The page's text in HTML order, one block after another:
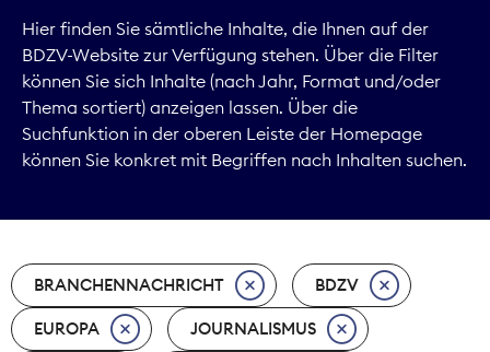
Digitales
Kommunikation
Marktdaten
Nachhaltigkeit
Nachwuchs
Hier finden Sie sämtliche Inhalte, die Ihnen auf der
BDZV-Website zur Verfügung stehen. Über die Filter
können Sie sich Inhalte (nach Jahr, Format und/oder
Thema sortiert) anzeigen lassen. Über die
Suchfunktion in der oberen Leiste der Homepage
können Sie konkret mit Begriffen nach Inhalten suchen.
BRANCHENNACHRICHT BDZV
EUROPA JOURNALISMUS